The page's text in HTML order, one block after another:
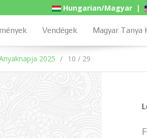
Hungarian/Magyar |
Vendégek Magyar Tanya
2025 10 / 29